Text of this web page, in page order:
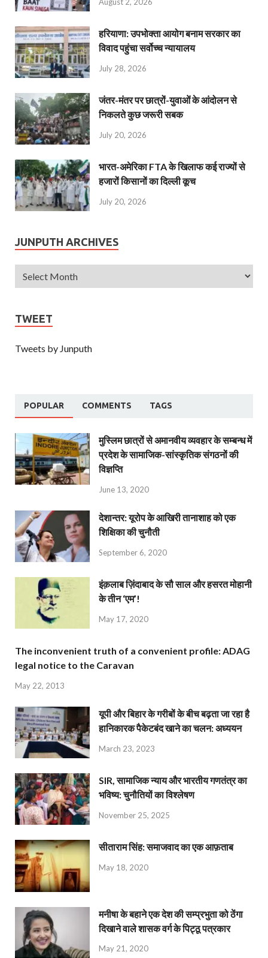
हरियाणा: उपभोक्ता आयोग बनाम सरकार का
विवाद पहुंचा सर्वोच्च न्यायालय
July 28, 2026
जंतर-मंतर पर छात्रों-युवाओं के आंदोलन से
निकलते कुछ जरूरी सबक
July 20, 2026
भारत-अमेरिका FTA के खिलाफ कई राज्यों से
हजारों किसानों का दिल्ली कूच
July 20, 2026
JUNPUTH ARCHIVES
TWEET
Tweets by Junputh
POPULAR COMMENTS TAGS
मुस्लिम छात्रों से अमानवीय व्यवहार के सम्बन्ध में
प्रदेश के सामाजिक-सांस्कृतिक संगठनों की
विज्ञप्ति
June 13, 2020
देशान्‍तर: यूरोप के आखिरी तानाशाह को एक
शिक्षिका की चुनौती
September 6, 2020
इंक़लाब ज़िंदाबाद के सौ साल और हसरत मोहानी
के तीन ‘एम’!
May 17, 2020
The inconvenient truth of a convenient profile: ADAG
legal notice to the Caravan
May 22, 2013
यूपी और बिहार के गरीबों के बीच बढ़ता जा रहा है
हानिकारक पैकेटबंद खाने का चलन: अध्ययन
March 23, 2023
SIR, सामाजिक न्याय और भारतीय गणतंत्र का
भविष्य: चुनौतियों का विश्लेषण
November 25, 2025
सीताराम सिंह: समाजवाद का एक आफ़ताब
May 18, 2020
मनीषा के बहाने एक देश की सम्प्रभुता को ठेंगा
दिखाने वाले शासक वर्ग के पिट्ठू पत्रकार
May 21, 2020